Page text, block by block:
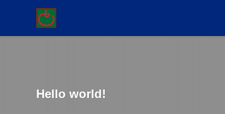
Hello world!